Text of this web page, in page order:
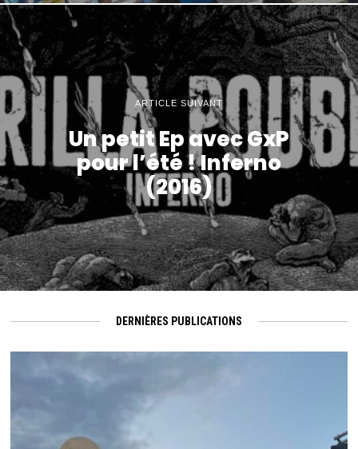
ARTICLE SUIVANT
Un petit Ep avec GxP
pour l’été ! Inferno
(2016)
DERNIÈRES PUBLICATIONS